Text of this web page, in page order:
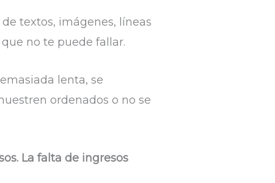
textos, imágenes, líneas
no te puede fallar.
lenta, se
ordenados o no se
La falta de ingresos